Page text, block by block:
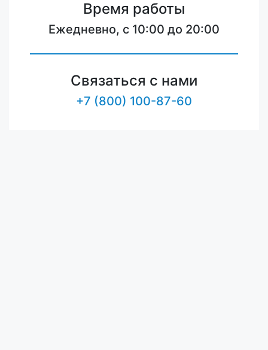
Время работы
Ежедневно, с 10:00 до 20:00
Связаться с нами
+7 (800) 100-87-60